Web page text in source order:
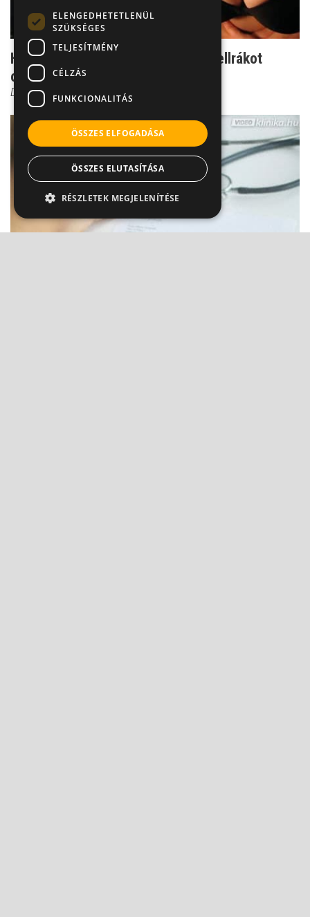
Hormonos mellnövelés: valóban mellrákot
okoz?
Dr. Novák Zoltán
ELENGEDHETETLENÜL
SZÜKSÉGES
TELJESÍTMÉNY
CÉLZÁS
FUNKCIONALITÁS
ÖSSZES ELFOGADÁSA
ÖSSZES ELUTASÍTÁSA
RÉSZLETEK MEGJELENÍTÉSE